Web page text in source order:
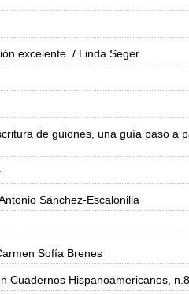
excelente / Linda Seger
de guiones, una guía paso a
Sánchez-Escalonilla
Sofía Brenes
Cuadernos Hispanoamericanos,